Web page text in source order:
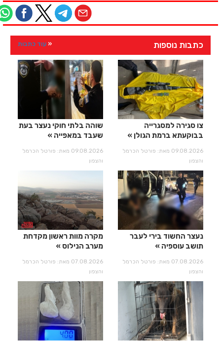
כתבות נוספות עוד כתבות
צו סגירה למסגרייה
בבוקעתא ברמת הגולן
09.08.2026 מאת: פורטל הכרמל
והצפון
שוהה בלתי חוקי נעצר בעת
שעבד במאפייה
09.08.2026 מאת: פורטל הכרמל
והצפון
נעצר החשוד בירי לעבר
תושב עוספיה
07.08.2026 מאת: פורטל הכרמל
והצפון
מקרה מוות ראשון מקדחת
מערב הנילוס
07.08.2026 מאת: פורטל הכרמל
והצפון